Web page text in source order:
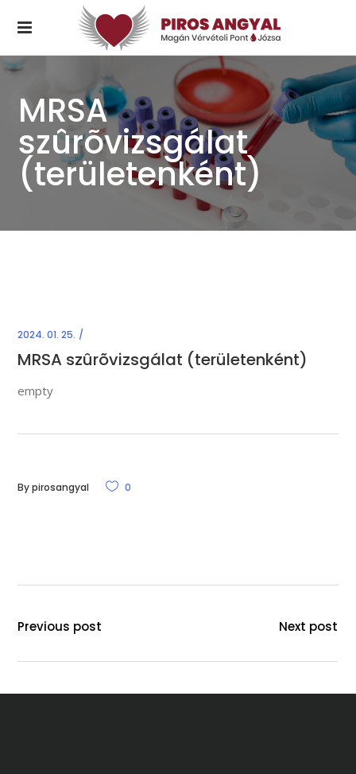
MRSA
szûrõvizsgálat
(területenként)
2024. 01. 25.
MRSA szûrõvizsgálat (területenként)
empty
Bypirosangyal 0
Previous post Next post